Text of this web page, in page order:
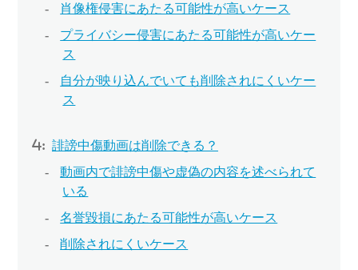
肖像権侵害にあたる可能性が高いケース
プライバシー侵害にあたる可能性が高いケー
ス
自分が映り込んでいても削除されにくいケー
ス
誹謗中傷動画は削除できる？
動画内で誹謗中傷や虚偽の内容を述べられて
いる
名誉毀損にあたる可能性が高いケース
削除されにくいケース